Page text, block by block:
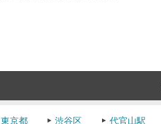
東京都 渋谷区 代官山駅